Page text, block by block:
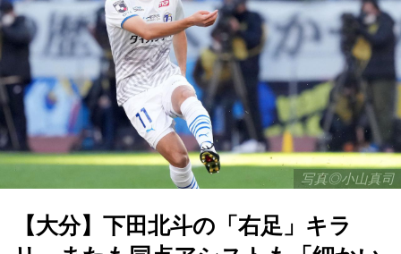
写真◎小山真司
【大分】下田北斗の「右足」キラ